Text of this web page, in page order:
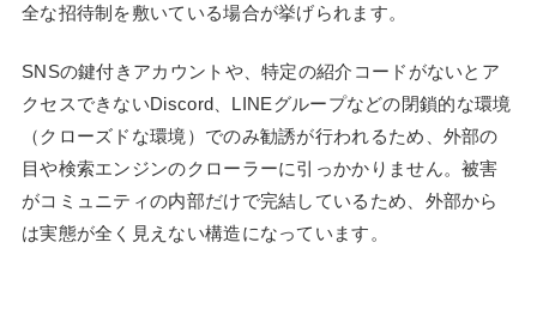
全な招待制を敷いている場合が挙げられます。
SNSの鍵付きアカウントや、特定の紹介コードがないとア
クセスできないDiscord、LINEグループなどの閉鎖的な環境
（クローズドな環境）でのみ勧誘が行われるため、外部の
目や検索エンジンのクローラーに引っかかりません。被害
がコミュニティの内部だけで完結しているため、外部から
は実態が全く見えない構造になっています。